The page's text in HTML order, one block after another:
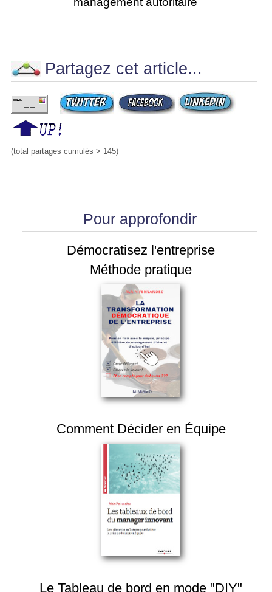
Partagez cet article...
(total partages cumulés > 145)
Pour approfondir
Démocratisez l'entreprise
Méthode pratique
Comment Décider en Équipe
Le Tableau de bord en mode "DIY"